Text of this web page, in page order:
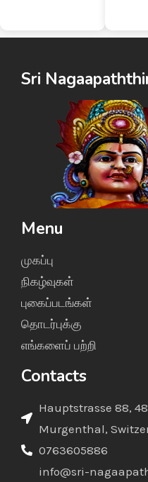
Sri
Menu
முகப்பு
நிகழ்வுகள்
புகைப்படங்கள்
தொடர்புக்கு
எங்களைப் பற்றி
Contacts
Hauptstrasse 88,
Murgenthal,
0763605886
info@sri-